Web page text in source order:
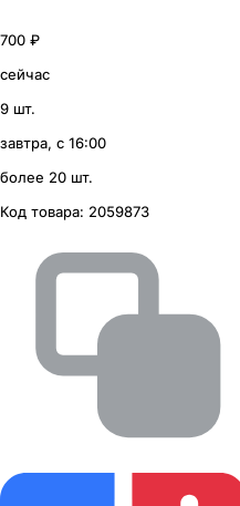
700 ₽
сейчас
9 шт.
завтра, с 16:00
более 20 шт.
Код товара: 2059873